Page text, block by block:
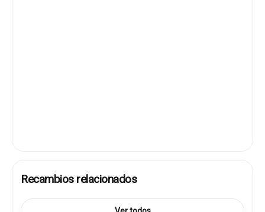
Recambios relacionados